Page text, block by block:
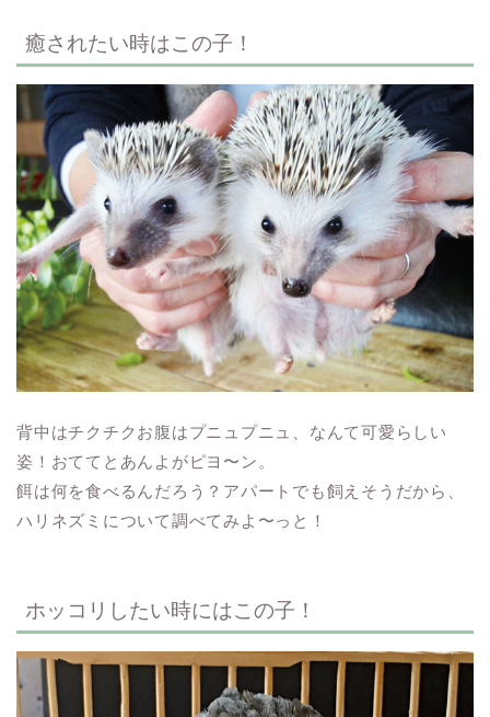
癒されたい時はこの子！
背中はチクチクお腹はプニュプニュ、なんて可愛らしい
姿！おててとあんよがピヨ〜ン。
餌は何を食べるんだろう？アパートでも飼えそうだから、
ハリネズミについて調べてみよ〜っと！
ホッコリしたい時にはこの子！